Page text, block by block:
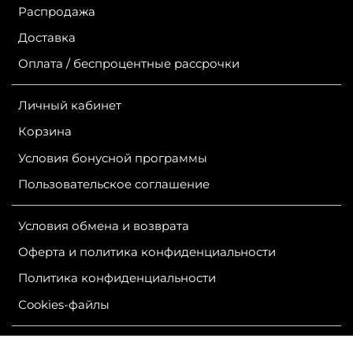
Распродажа
Доставка
Оплата / беспроцентные рассрочки
Личный кабинет
Корзина
Условия бонусной программы
Пользовательское соглашение
Условия обмена и возврата
Оферта и политика конфиденциальности
Политика конфиденциальности
Сookies-файлы